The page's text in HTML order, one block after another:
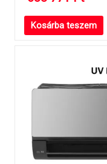
Kosárba teszem